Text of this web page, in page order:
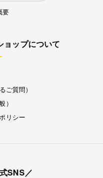
要
ョップについて
ご質問）
）
リシー
SNS／